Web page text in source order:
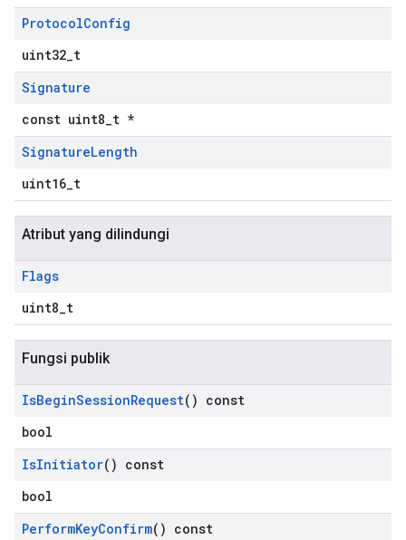
ProtocolConfig
uint32_t
Signature
const uint8_t *
SignatureLength
uint16_t
Atribut yang dilindungi
Flags
uint8_t
Fungsi publik
IsBeginSessionRequest() const
bool
IsInitiator() const
bool
PerformKeyConfirm() const